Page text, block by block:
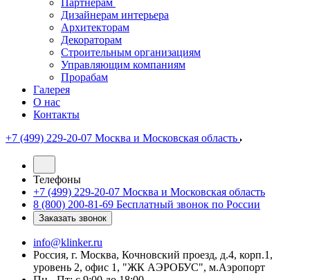
Партнерам
Дизайнерам интерьера
Архитекторам
Декораторам
Строительным организациям
Управляющим компаниям
Прорабам
Галерея
О нас
Контакты
+7 (499) 229-20-07 Москва и Московская область
Телефоны
+7 (499) 229-20-07 Москва и Московская область
8 (800) 200-81-69 Бесплатный звонок по России
Заказать звонок
info@klinker.ru
Россия, г. Москва, Кочновский проезд, д.4, корп.1,
уровень 2, офис 1, "ЖК АЭРОБУС", м.Аэропорт